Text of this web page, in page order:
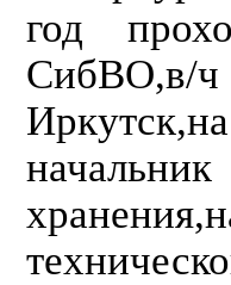
год
СибВО,в/